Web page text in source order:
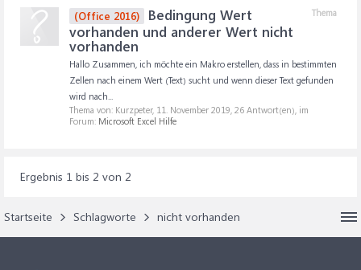
Thema
(Office 2016)
Bedingung Wert
vorhanden und anderer Wert nicht
vorhanden
Hallo Zusammen, ich möchte ein Makro erstellen, dass in bestimmten
Zellen nach einem Wert (Text) sucht und wenn dieser Text gefunden
wird nach...
Thema von: Kurzpeter, 11. November 2019, 26 Antwort(en), im
Forum: Microsoft Excel Hilfe
Ergebnis 1 bis 2 von 2
Startseite Schlagworte nicht vorhanden